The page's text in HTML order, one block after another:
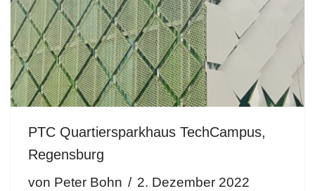
PTC Quartiersparkhaus TechCampus,
Regensburg
von Peter Bohn 2. Dezember 2022